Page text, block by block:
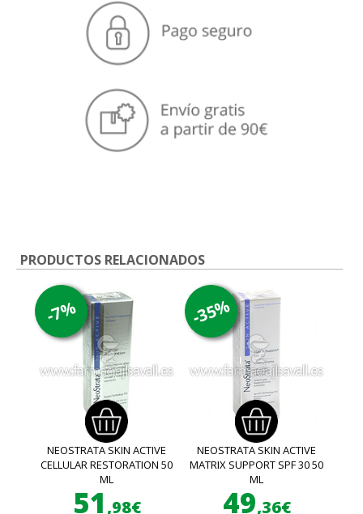
PRODUCTOS RELACIONADOS
-7%
NEOSTRATA SKIN ACTIVE
CELLULAR RESTORATION 50
ML
51 ,98€
-35%
NEOSTRATA SKIN ACTIVE
MATRIX SUPPORT SPF 30 50
ML
49,36€